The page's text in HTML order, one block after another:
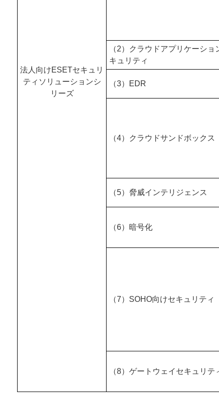
法人向けESETセキュリ
ティソリューションシ
リーズ
（2）クラウドアプリケーショ
キュリティ
（3）EDR
（4）クラウドサンドボックス
（5）脅威インテリジェンス
（6）暗号化
（7）SOHO向けセキュリティ
（8）ゲートウェイセキュリテ